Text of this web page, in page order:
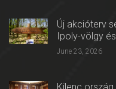
Új akcióterv
Ipoly-völgy
June 23, 2026